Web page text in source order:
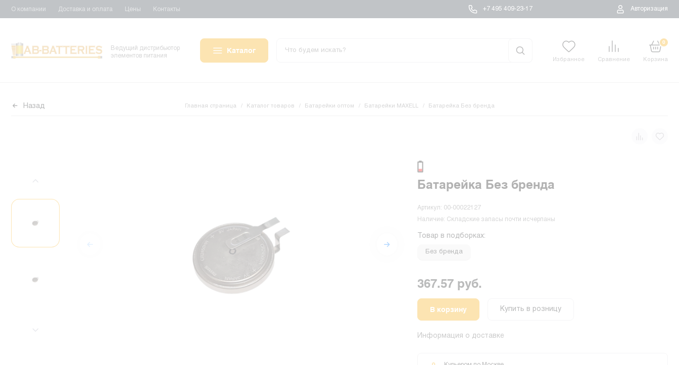
О компании Доставка и оплата Цены Контакты +7 495 409-23-17 Авторизация
Ведущий дистрибьютор
элементов питания
Каталог
Избранное Сравнение Корзина
0
Назад Главная страница Каталог товаров Батарейки оптом Батарейки MAXELL Батарейка Без бренда
Батарейка Без бренда
Артикул: 00-00022127
Наличие: Складские запасы почти исчерпаны
Товар в подборках:
Без бренда
367.57 руб.
В корзину Купить в розницу
Информация о доставке